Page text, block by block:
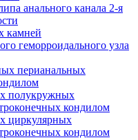
анального канала 2-я
камней
геморроидального узла
перианальных
полукружных
кондилом
циркулярных
кондилом